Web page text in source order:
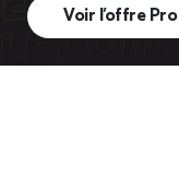
Voir l’offre Pro